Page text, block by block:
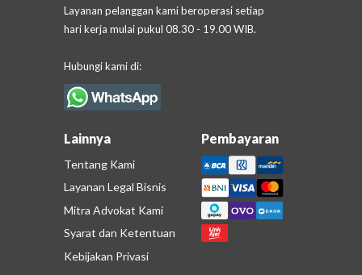
Layanan pelanggan kami beroperasi setiap
hari kerja mulai pukul 08.30 - 19.00 WIB.
Hubungi kami di:
Lainnya
Tentang Kami
Layanan Legal Bisnis
Mitra Advokat Kami
Syarat dan Ketentuan
Kebijakan Privasi
Pembayaran